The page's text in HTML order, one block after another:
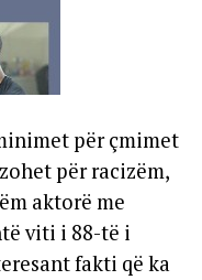
për çmimet
për racizëm,
aktorë me
viti i 88-të i
fakti që ka